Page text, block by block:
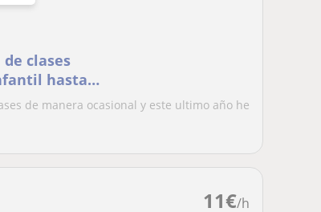
clases
hasta
de manera ocasional y este ultimo año he
11€/h